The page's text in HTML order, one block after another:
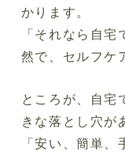
かります。
「それなら自
然で、セルフケ
ところが、自宅
きな落とし穴が
「安い、簡単